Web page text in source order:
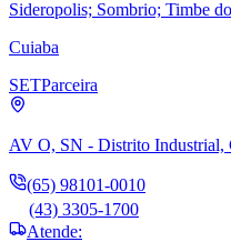
Sideropolis; Sombrio; Timbe
Cuiaba
SETParceira
AV O, SN - Distrito Industrial,
(65) 98101-0010
(43) 3305-1700
Atende: